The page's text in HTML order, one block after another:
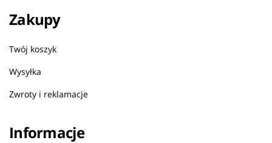
Zakupy
Twój koszyk
Wysyłka
Zwroty i reklamacje
Informacje